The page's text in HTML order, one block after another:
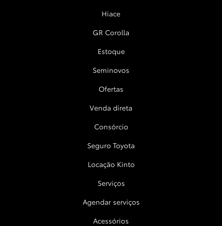
Hiace
GR Corolla
Estoque
Seminovos
Ofertas
Venda direta
Consórcio
Seguro Toyota
Locação Kinto
Serviços
Agendar serviços
Acessórios